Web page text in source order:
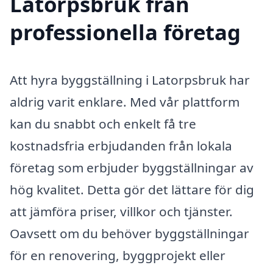
professionella företag
Att hyra byggställning i Latorpsbruk har
aldrig varit enklare. Med vår plattform
kan du snabbt och enkelt få tre
kostnadsfria erbjudanden från lokala
företag som erbjuder byggställningar av
hög kvalitet. Detta gör det lättare för dig
att jämföra priser, villkor och tjänster.
Oavsett om du behöver byggställningar
för en renovering, byggprojekt eller